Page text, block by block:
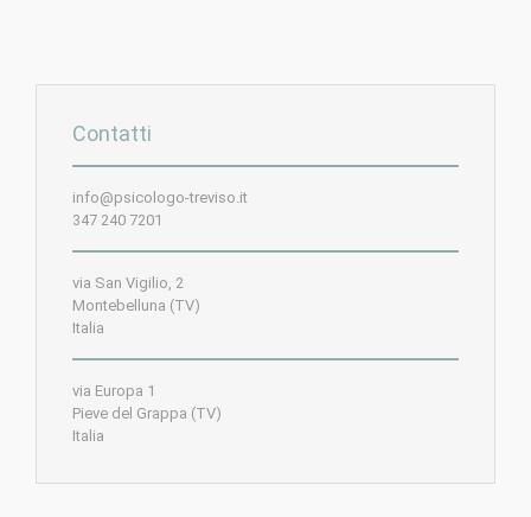
Contatti
info@psicologo-treviso.it
347 240 7201
via San Vigilio, 2
Montebelluna (TV)
Italia
via Europa 1
Pieve del Grappa (TV)
Italia